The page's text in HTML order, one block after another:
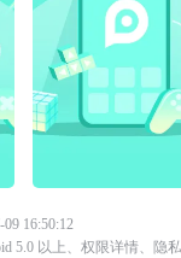
09 16:50:12
5.0 以上、 权限详情、 隐